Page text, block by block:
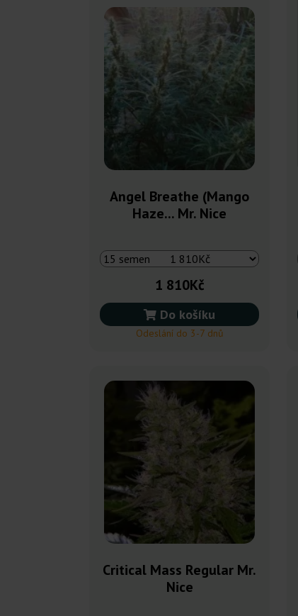
Angel Breathe (Mango
Haze... Mr. Nice
1 810Kč
Do košíku
Odeslání do 3-7 dnů
Critical Mass Regular Mr.
Nice